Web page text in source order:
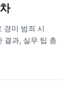
경미 범죄 시
결과, 실무 팁 총